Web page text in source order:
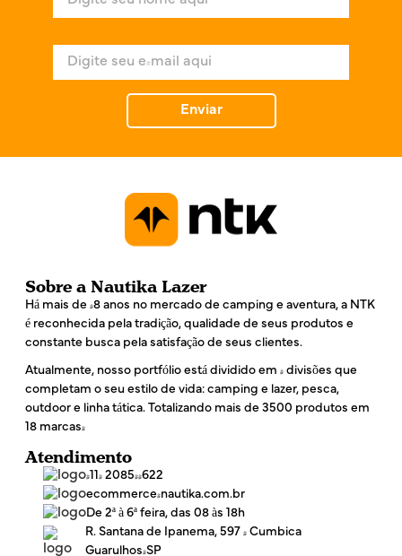
e
*
Enviar
Sobre a Nautika Lazer
Há mais de 48 anos no mercado de camping e aventura, a NTK
é reconhecida pela tradição, qualidade de seus produtos e
constante busca pela satisfação de seus clientes.
Atualmente, nosso portfólio está dividido em 4 divisões que
completam o seu estilo de vida: camping e lazer, pesca,
outdoor e linha tática. Totalizando mais de 3500 produtos em
18 marcas!
Atendimento
(11) 2085-4622
ecommerce@nautika.com.br
De 2ª à 6ª feira, das 08 às 18h
R. Santana de Ipanema, 597 - Cumbica
Guarulhos/SP